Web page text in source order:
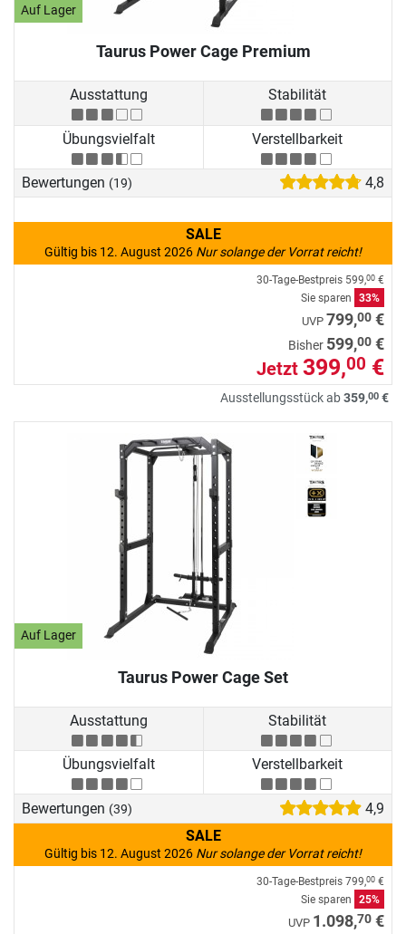
Auf Lager
Taurus Power Cage Premium
Ausstattung Stabilität
Übungsvielfalt Verstellbarkeit
Bewertungen (19) 4,8
SALE
Gültig bis 12. August 2026 Nur solange der Vorrat reicht!
30-Tage-Bestpreis 599,00 €
Sie sparen
33%
UVP 799,00 €
Bisher 599,00 €
Jetzt 399,00 €
Ausstellungsstück ab359,00 €
Auf Lager
Taurus Power Cage Set
Ausstattung Stabilität
Übungsvielfalt Verstellbarkeit
Bewertungen (39)
4,9
SALE
Gültig bis 12. August 2026 Nur solange der Vorrat reicht!
30-Tage-Bestpreis 799,00 €
Sie sparen
25%
UVP 1.098,70 €